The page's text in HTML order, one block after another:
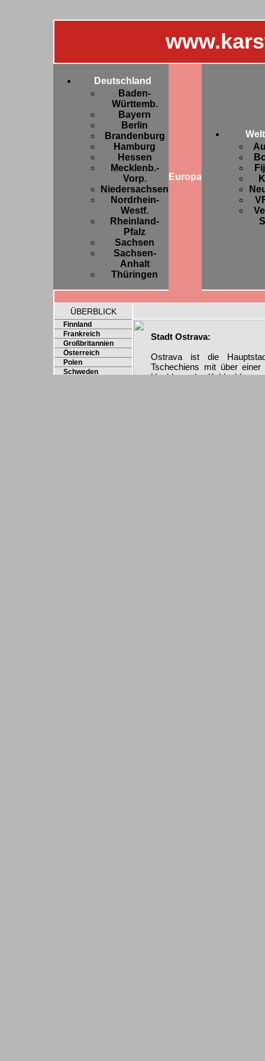
Deutschland
Baden-
Württemb.
Bayern
Berlin
Brandenburg
Hamburg
Hessen
Mecklenb.-
Vorp.
Niedersachsen
Nordrhein-
Westf.
Rheinland-
Pfalz
Sachsen
Sachsen-
Anhalt
Thüringen
Europa
ÜBERBLICK
Finnland
Frankreich
Großbritannien
Österreich
Polen
Schweden
Stadt Ostrava:
Ostrava ist die
Tschechiens mit über
Hochburg des